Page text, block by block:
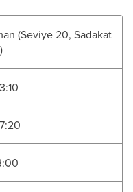
(Seviye 20, Sadakat